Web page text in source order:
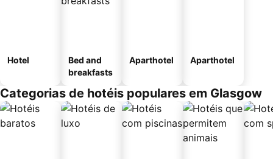
Hotel
Bed and
breakfasts
Aparthotel Aparthotel
Categorias de hotéis populares em Glasgow